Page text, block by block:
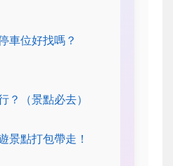
車位好找嗎？
？（景點必去）
景點打包帶走！